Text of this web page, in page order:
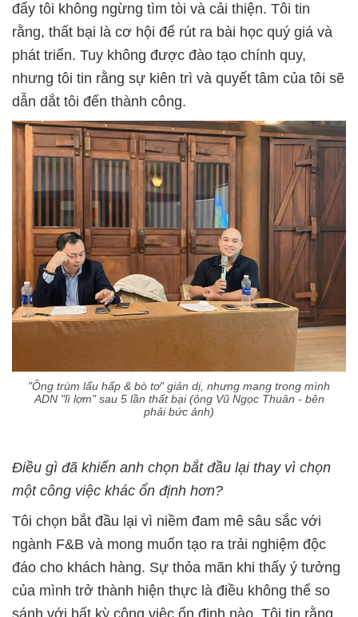
đẩy tôi không ngừng tìm tòi và cải thiện. Tôi tin
rằng, thất bại là cơ hội để rút ra bài học quý giá và
phát triển. Tuy không được đào tạo chính quy,
nhưng tôi tin rằng sự kiên trì và quyết tâm của tôi sẽ
dẫn dắt tôi đến thành công.
"Ông trùm lẩu hấp & bò tơ" giản dị, nhưng mang trong mình
ADN "lì lợm" sau 5 lần thất bại (ông Vũ Ngọc Thuân - bên
phải bức ảnh)
Điều gì đã khiến anh chọn bắt đầu lại thay vì chọn
một công việc khác ổn định hơn?
Tôi chọn bắt đầu lại vì niềm đam mê sâu sắc với
ngành F&B và mong muốn tạo ra trải nghiệm độc
đáo cho khách hàng. Sự thỏa mãn khi thấy ý tưởng
của mình trở thành hiện thực là điều không thể so
sánh với bất kỳ công việc ổn định nào. Tôi tin rằng,